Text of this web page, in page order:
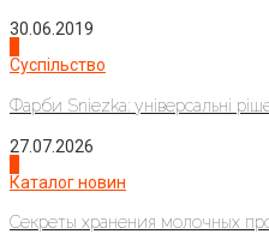
30.06.2019
Суспільство
Фарби Sniezka: універсальні
27.07.2026
Каталог новин
Секреты хранения молочных